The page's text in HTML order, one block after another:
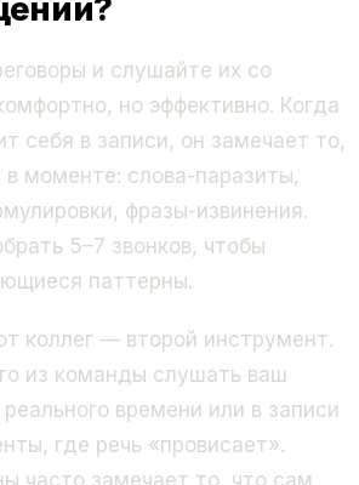
и слушайте их со
но эффективно. Когда
себя в записи, он замечает то,
в моменте: слова-паразиты,
фразы-извинения.
5–7 звонков, чтобы
паттерны.
коллег — второй инструмент.
из команды слушать ваш
времени или в записи
где речь «провисает».